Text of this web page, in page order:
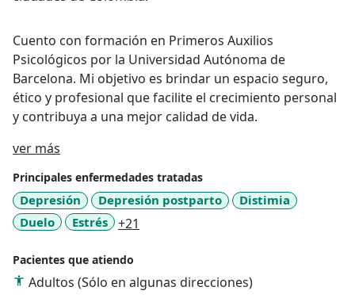
Cuento con formación en Primeros Auxilios
Psicológicos por la Universidad Autónoma de
Barcelona. Mi objetivo es brindar un espacio seguro,
ético y profesional que facilite el crecimiento personal
y contribuya a una mejor calidad de vida.
ver más
Principales enfermedades tratadas
Depresión Depresión postparto
Distimia
Duelo
Estrés +21
Pacientes que atiendo
Adultos (Sólo en algunas direcciones)